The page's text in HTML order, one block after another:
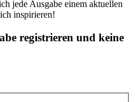
jede Ausgabe einem aktuellen
inspirieren!
registrieren und keine